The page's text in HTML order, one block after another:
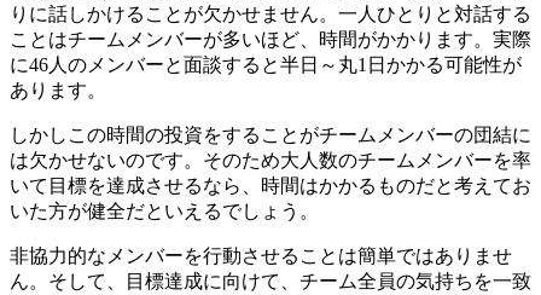
りに話しかけることが欠かせません。一人ひとりと対話する
ことはチームメンバーが多いほど、時間がかかります。実際
に46人のメンバーと面談すると半日～丸1日かかる可能性が
あります。
しかしこの時間の投資をすることがチームメンバーの団結に
は欠かせないのです。そのため大人数のチームメンバーを率
いて目標を達成させるなら、時間はかかるものだと考えてお
いた方が健全だといえるでしょう。
非協力的なメンバーを行動させることは簡単ではありませ
ん。そして、目標達成に向けて、チーム全員の気持ちを一致